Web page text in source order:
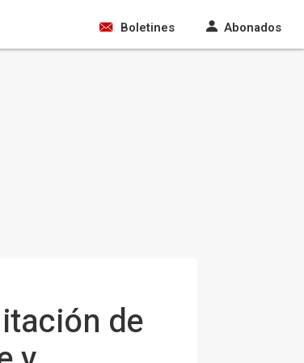
Boletines Abonados
de